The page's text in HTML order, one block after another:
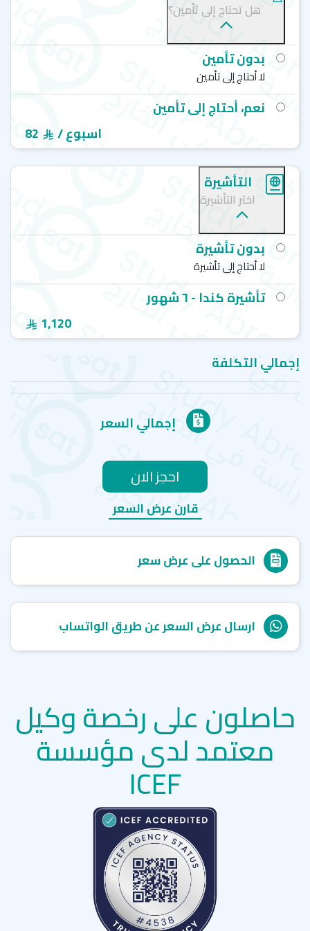
هل تحتاج إلى تأمين؟
بدون تأمين
لا أحتاج إلى تأمين
نعم، أحتاج إلى تأمين
82
/ اسبوع
التأشيرة
اختر التأشيرة
بدون تأشيرة
لا أحتاج إلى تأشيرة
تأشيرة كندا - ٦ شهور
1,120
إجمالي التكلفة
إجمالي السعر
احجز الان
قارن عرض السعر
الحصول على عرض سعر
ارسال عرض السعر عن طريق الواتساب
حاصلون على رخصة وكيل
معتمد لدى مؤسسة
ICEF